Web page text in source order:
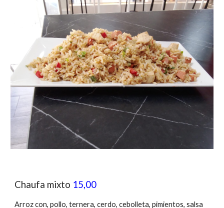
Chaufa mixto 15,00
Arroz con, pollo, ternera, cerdo, cebolleta, pimientos, salsa